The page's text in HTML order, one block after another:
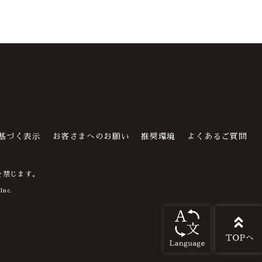
づく表示 お客さまへのお願い 推奨環境 よくあるご質問
じます。